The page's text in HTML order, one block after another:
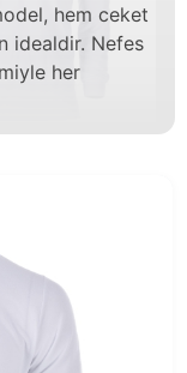
hem ceket
idealdir. Nefes
her